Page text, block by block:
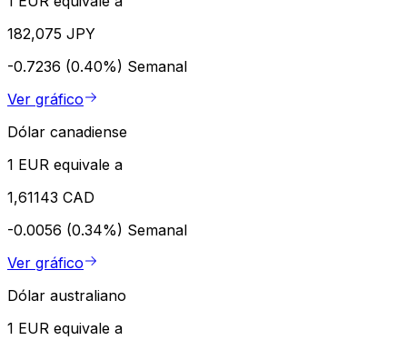
182,075 JPY
-0.7236 (0.40%) Semanal
Ver gráfico
Dólar canadiense
1 EUR equivale a
1,61143 CAD
-0.0056 (0.34%) Semanal
Ver gráfico
Dólar australiano
1 EUR equivale a